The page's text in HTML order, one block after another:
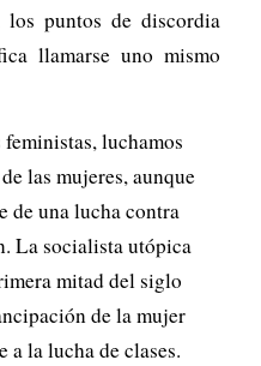
los puntos de discordia
llamarse uno mismo
luchamos
las mujeres, aunque
de una lucha contra
La socialista utópica
mitad del siglo
de la mujer
a la lucha de clases.